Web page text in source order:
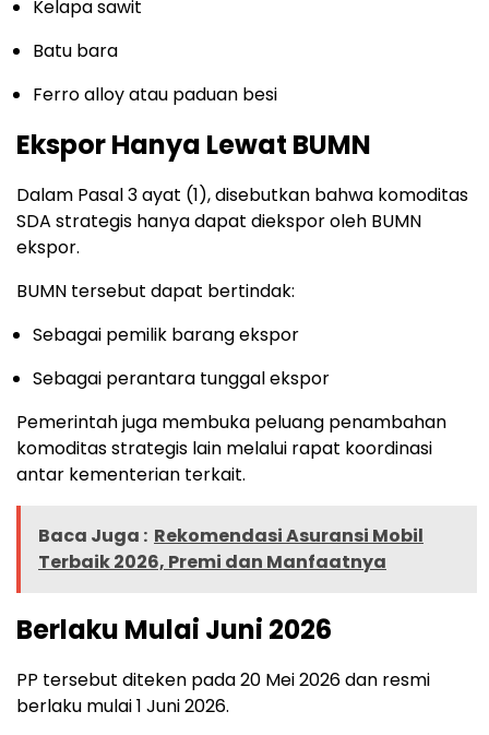
Kelapa sawit
Batu bara
Ferro alloy atau paduan besi
Ekspor Hanya Lewat BUMN
Dalam Pasal 3 ayat (1), disebutkan bahwa komoditas
SDA strategis hanya dapat diekspor oleh BUMN
ekspor.
BUMN tersebut dapat bertindak:
Sebagai pemilik barang ekspor
Sebagai perantara tunggal ekspor
Pemerintah juga membuka peluang penambahan
komoditas strategis lain melalui rapat koordinasi
antar kementerian terkait.
Baca Juga : Rekomendasi Asuransi Mobil
Terbaik 2026, Premi dan Manfaatnya
Berlaku Mulai Juni 2026
PP tersebut diteken pada 20 Mei 2026 dan resmi
berlaku mulai 1 Juni 2026.